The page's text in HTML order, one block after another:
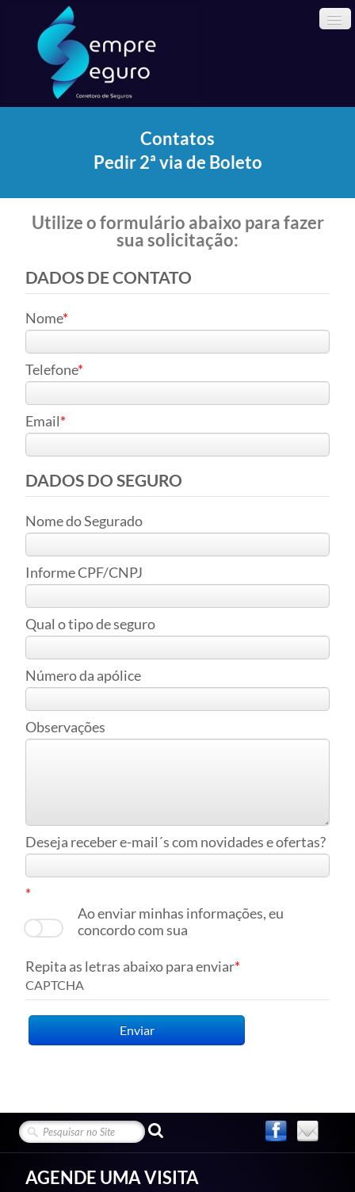
Informações ▼
Blog
Contatos
Pedir 2ª via de Boleto
Utilize o formulário abaixo para fazer
sua solicitação:
DADOS DE CONTATO
Nome
Telefone
Email
DADOS DO SEGURO
Nome do Segurado
Informe CPF/CNPJ
Qual o tipo de seguro
Número da apólice
Observações
Deseja receber e-mail´s com novidades e ofertas?
Ao enviar minhas informações, eu
concordo com sua
Repita as letras abaixo para enviar
CAPTCHA
Enviar
AGENDE UMA VISITA